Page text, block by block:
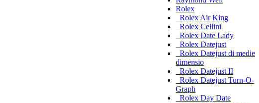
Rolex
Rolex Air King
Rolex Cellini
Rolex Date Lady
Rolex Datejust
Rolex Datejust di medie
dimensio
Rolex Datejust II
Rolex Datejust Turn-O-
Graph
Rolex Day Date